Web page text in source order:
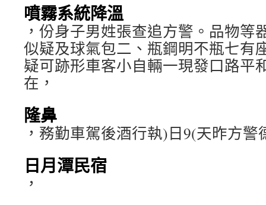
噴霧系統降溫
，份身子男姓張查追方警。品物等
似疑及球氣包二、瓶鋼明不瓶七有
疑可跡形車客小自輛一現發口路平
在，
隆鼻
，務勤車駕後酒行執)日9(天昨方警
日月潭民宿
，